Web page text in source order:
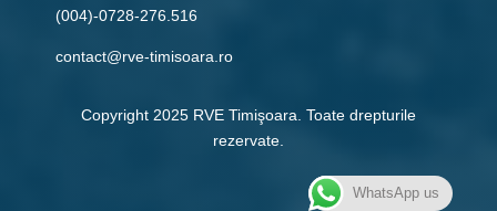
(004)-0728-276.516
contact@rve-timisoara.ro
Copyright 2025 RVE Timişoara. Toate drepturile
rezervate.
WhatsApp us